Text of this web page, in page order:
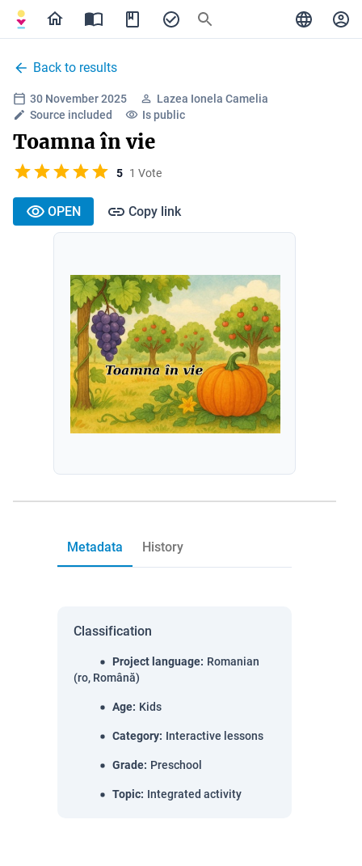
Back to results
30 November 2025
Lazea Ionela Camelia
Source included
Is public
Toamna în vie
5 1 Vote
OPEN Copy link
Metadata History
Classification
Project language: Romanian
(ro, Română)
Age: Kids
Category: Interactive lessons
Grade: Preschool
Topic: Integrated activity